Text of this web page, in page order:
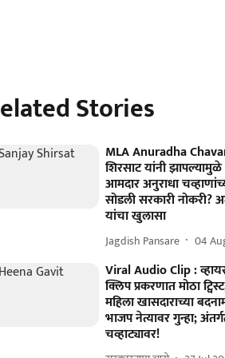
Stories
MLA Anuradha
शिरसाट यांनी
आमदार अनुराधा
सोडली सरकारी नोकरी?
यांचा खुलासा
Jagdish Pansare 04
Viral Audio Clip :
क्लिप प्रकरणात मोठा
महिला खासदाराच्या
भाजप नेत्यावर गुन्हा;
चव्हाट्यावर!